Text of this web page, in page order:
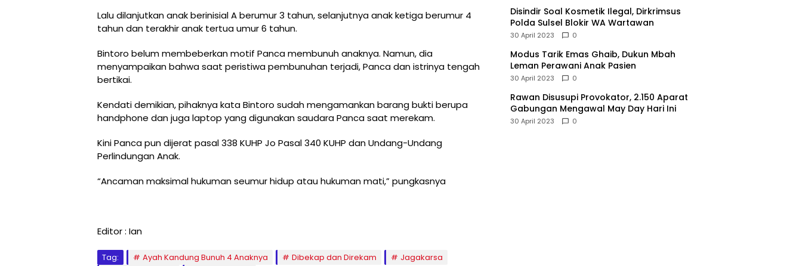
Lalu dilanjutkan anak berinisial A berumur 3 tahun, selanjutnya anak ketiga berumur 4
tahun dan terakhir anak tertua umur 6 tahun.
Bintoro belum membeberkan motif Panca membunuh anaknya. Namun, dia
menyampaikan bahwa saat peristiwa pembunuhan terjadi, Panca dan istrinya tengah
bertikai.
Kendati demikian, pihaknya kata Bintoro sudah mengamankan barang bukti berupa
handphone dan juga laptop yang digunakan saudara Panca saat merekam.
Kini Panca pun dijerat pasal 338 KUHP Jo Pasal 340 KUHP dan Undang-Undang
Perlindungan Anak.
“Ancaman maksimal hukuman seumur hidup atau hukuman mati,” pungkasnya
Editor : Ian
Tag: Ayah Kandung Bunuh 4 Anaknya Dibekap dan Direkam
Jagakarsa
Disindir Soal Kosmetik Ilegal, Dirkrimsus
Polda Sulsel Blokir WA Wartawan
30 April 2023 0
Modus Tarik Emas Ghaib, Dukun Mbah
Leman Perawani Anak Pasien
30 April 2023 0
Rawan Disusupi Provokator, 2.150 Aparat
Gabungan Mengawal May Day Hari Ini
30 April 2023 0